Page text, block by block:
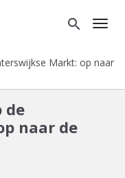
search
Markt: op naar
de
naar de